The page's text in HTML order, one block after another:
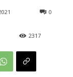
0
2317